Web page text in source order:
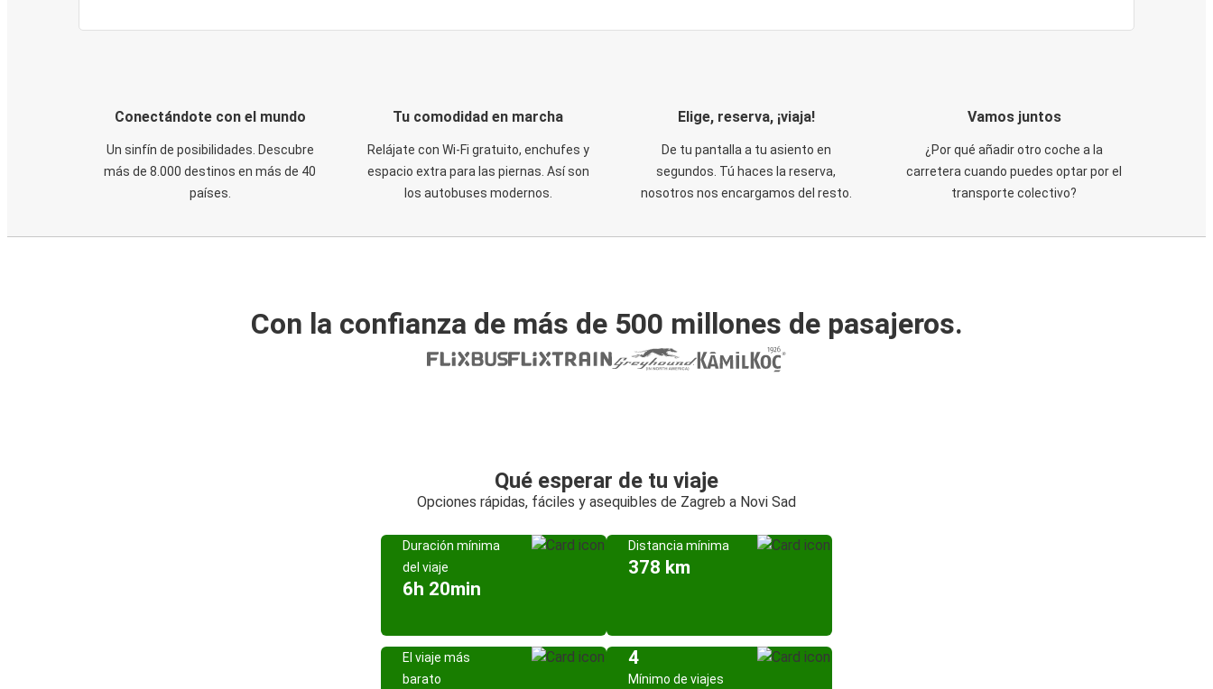
Conectándote con el mundo
Un sinfín de posibilidades. Descubre
más de 8.000 destinos en más de 40
países.
Tu comodidad en marcha
Relájate con Wi-Fi gratuito, enchufes y
espacio extra para las piernas. Así son
los autobuses modernos.
Elige, reserva, ¡viaja!
De tu pantalla a tu asiento en
segundos. Tú haces la reserva,
nosotros nos encargamos del resto.
Vamos juntos
¿Por qué añadir otro coche a la
carretera cuando puedes optar por el
transporte colectivo?
Con la confianza de más de 500 millones de pasajeros.
Qué esperar de tu viaje
Opciones rápidas, fáciles y asequibles de Zagreb a Novi Sad
Duración mínima
del viaje
6h 20min
Distancia mínima
378 km
El viaje más
barato
4
Mínimo de viajes